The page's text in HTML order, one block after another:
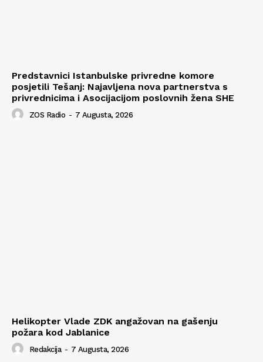
Predstavnici Istanbulske privredne komore
posjetili Tešanj: Najavljena nova partnerstva s
privrednicima i Asocijacijom poslovnih žena SHE
ZOS Radio - 7 Augusta, 2026
Helikopter Vlade ZDK angažovan na gašenju
požara kod Jablanice
Redakcija - 7 Augusta, 2026